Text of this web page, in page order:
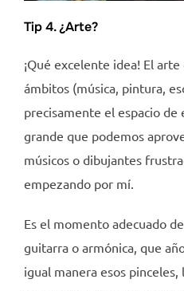
Tip 4. ¿Arte?
¡Qué excelente idea! El
ámbitos (música, pintura,
precisamente el espacio de
grande que podemos
músicos o dibujantes
empezando por mí.
Es el momento adecuado
guitarra o armónica, que
igual manera esos pinceles,